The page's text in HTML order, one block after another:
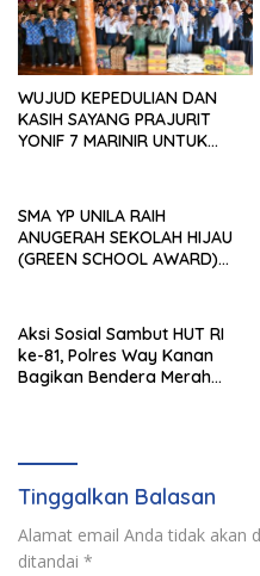
WUJUD KEPEDULIAN DAN
KASIH SAYANG PRAJURIT
YONIF 7 MARINIR UNTUK
SMA YP UNILA RAIH
ANUGERAH SEKOLAH HIJAU
(GREEN SCHOOL AWARD)
Aksi Sosial Sambut HUT RI
ke-81, Polres Way Kanan
Bagikan Bendera Merah
Tinggalkan Balasan
Alamat email Anda tidak akan
ditandai *